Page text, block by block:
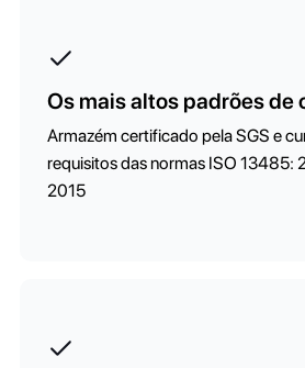
Os mais altos padrões
Armazém certificado pela SGS e
requisitos das normas ISO 13485:
2015